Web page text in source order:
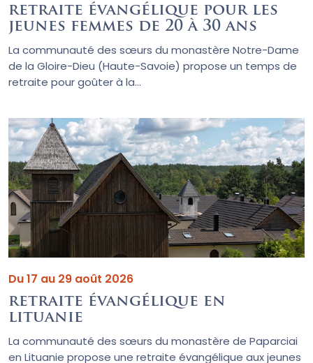
retraite évangélique pour les
jeunes femmes de 20 à 30 ans
La communauté des sœurs du monastère Notre-Dame
de la Gloire-Dieu (Haute-Savoie) propose un temps de
retraite pour goûter à la...
Du 17 au 29 août 2026
retraite évangélique en
lituanie
La communauté des sœurs du monastère de Paparciai
en Lituanie propose une retraite évangélique aux jeunes